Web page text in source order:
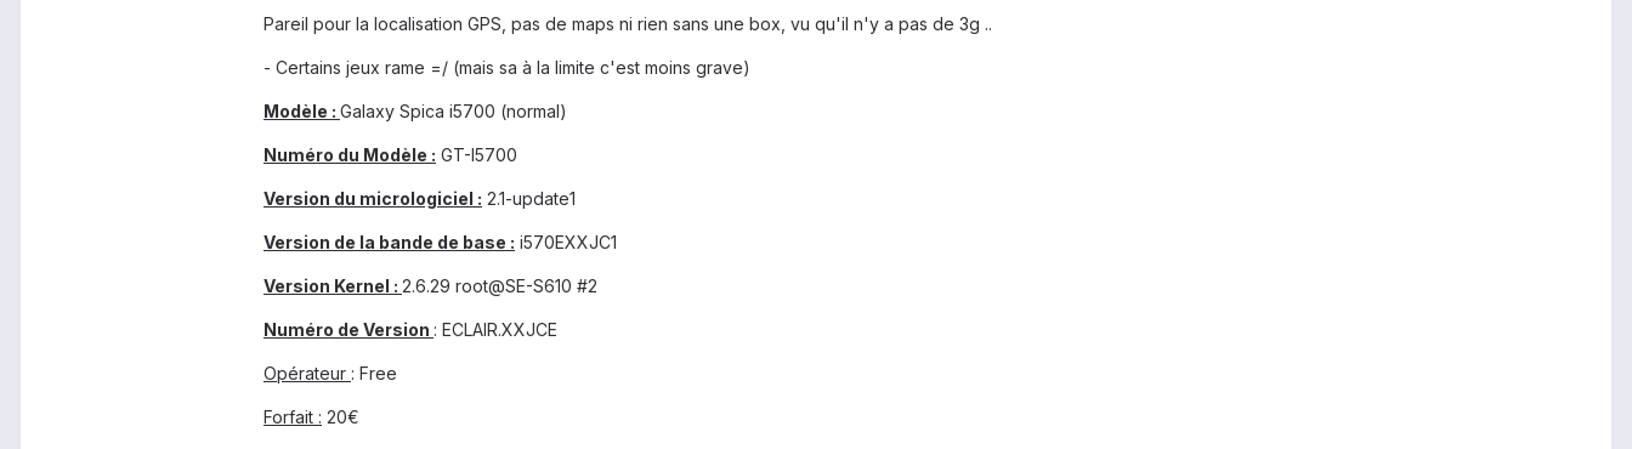
Pareil pour la localisation GPS, pas de maps ni rien sans une box, vu qu'il n'y a pas de 3g ..
- Certains jeux rame =/ (mais sa à la limite c'est moins grave)
Modèle : Galaxy Spica i5700 (normal)
Numéro du Modèle : GT-I5700
Version du micrologiciel : 2.1-update1
Version de la bande de base : i570EXXJC1
Version Kernel : 2.6.29 root@SE-S610 #2
Numéro de Version : ECLAIR.XXJCE
Opérateur : Free
Forfait : 20€